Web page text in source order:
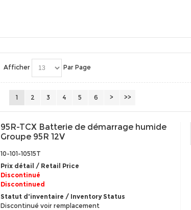
Afficher Par Page
1 2 3 4 5 6 > >>
95R-TCX Batterie de démarrage humide
Groupe 95R 12V
10-101-10515T
Prix détail / Retail Price
Discontinué
Discontinued
Statut d'inventaire / Inventory Status
Discontinué voir remplacement